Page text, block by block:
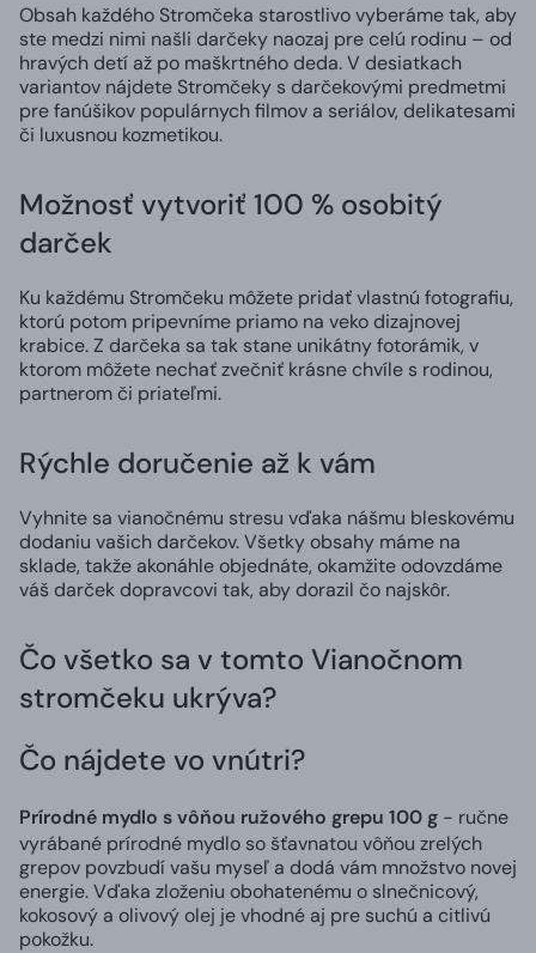
Obsah každého Stromčeka starostlivo vyberáme tak, aby
ste medzi nimi našli darčeky naozaj pre celú rodinu – od
hravých detí až po maškrtného deda. V desiatkach
variantov nájdete Stromčeky s darčekovými predmetmi
pre fanúšikov populárnych filmov a seriálov, delikatesami
či luxusnou kozmetikou.
Možnosť vytvoriť 100 % osobitý
darček
Ku každému Stromčeku môžete pridať vlastnú fotografiu,
ktorú potom pripevníme priamo na veko dizajnovej
krabice. Z darčeka sa tak stane unikátny fotorámik, v
ktorom môžete nechať zvečniť krásne chvíle s rodinou,
partnerom či priateľmi.
Rýchle doručenie až k vám
Vyhnite sa vianočnému stresu vďaka nášmu bleskovému
dodaniu vašich darčekov. Všetky obsahy máme na
sklade, takže akonáhle objednáte, okamžite odovzdáme
váš darček dopravcovi tak, aby dorazil čo najskôr.
Čo všetko sa v tomto Vianočnom
stromčeku ukrýva?
Čo nájdete vo vnútri?
Prírodné mydlo s vôňou ružového grepu 100 g - ručne
vyrábané prírodné mydlo so šťavnatou vôňou zrelých
grepov povzbudí vašu myseľ a dodá vám množstvo novej
energie. Vďaka zloženiu obohatenému o slnečnicový,
kokosový a olivový olej je vhodné aj pre suchú a citlivú
pokožku.